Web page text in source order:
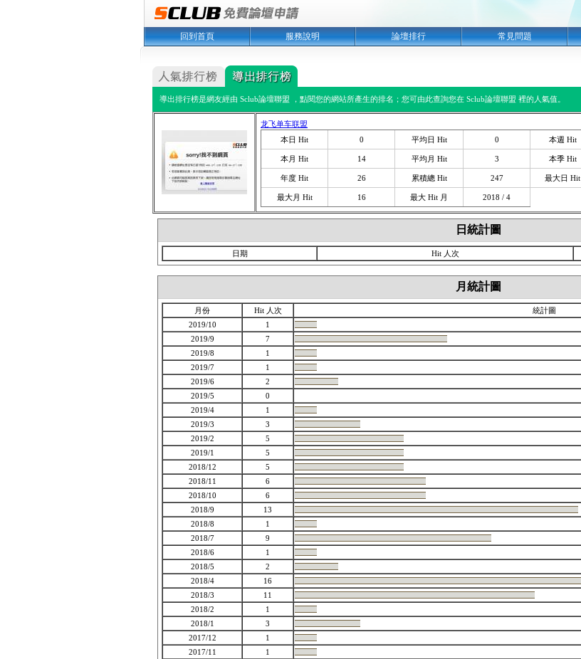
回到首頁 服務說明 論壇排行 常見問題
導出排行榜是網友經由 Sclub論壇聯盟 ，點閱您的網站所產生的排名；您可由此查詢您在 Sclub論壇聯盟 裡的人氣值。
龙飞单车联盟
本日 Hit
0 平均日 Hit 0 本週 Hit
本月 Hit 14 平均月 Hit 3 本季 Hit
年度 Hit 26 累積總 Hit 247 最大日 Hit
最大月 Hit 16 最大 Hit 月 2018 / 4
日統計圖
日期 Hit 人次
月統計圖
月份 Hit 人次
統計圖
2019/10
1
2019/9
7
2019/8
1
2019/7
1
2019/6
2
2019/5
0
2019/4
1
2019/3
3
2019/2
5
2019/1
5
2018/12
5
2018/11
6
2018/10
6
2018/9
13
2018/8
1
2018/7
9
2018/6
1
2018/5
2
2018/4
16
2018/3
11
2018/2
1
2018/1
3
2017/12
1
2017/11
1